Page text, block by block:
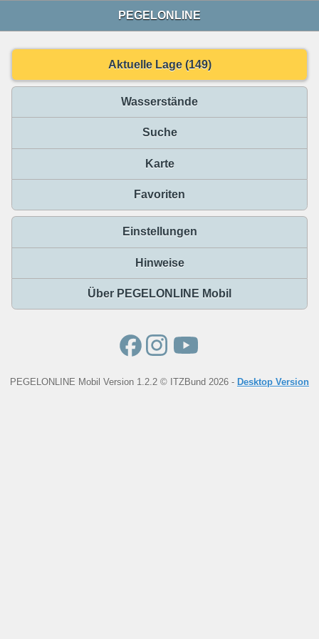
PEGELONLINE
Aktuelle Lage (149)
Wasserstände
Suche
Karte
Favoriten
Einstellungen
Hinweise
Über PEGELONLINE Mobil
PEGELONLINE Mobil Version 1.2.2 © ITZBund 2026 - Desktop Version